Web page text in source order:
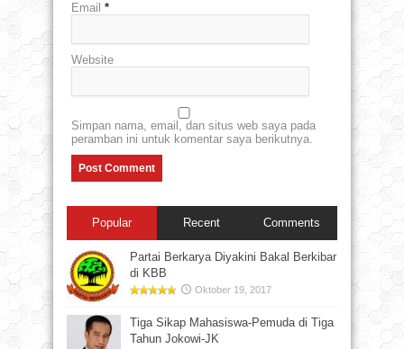
Email *
Website
Simpan nama, email, dan situs web saya pada
peramban ini untuk komentar saya berikutnya.
Popular Recent Comments
Partai Berkarya Diyakini Bakal Berkibar
di KBB
Oktober 19, 2017
Tiga Sikap Mahasiswa-Pemuda di Tiga
Tahun Jokowi-JK